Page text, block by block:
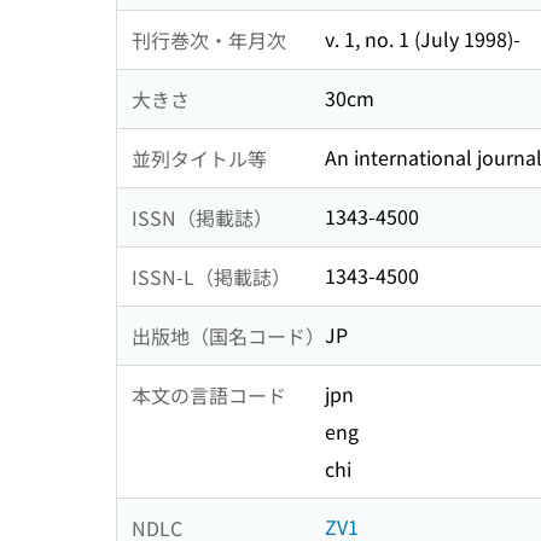
刊行巻次・年月次 v. 1, no. 1 (July 1998)-
大きさ 30cm
並列タイトル等 An international journal
ISSN（掲載誌） 1343-4500
ISSN-L（掲載誌） 1343-4500
出版地（国名コード） JP
本文の言語コード
jpn
eng
chi
NDLC ZV1